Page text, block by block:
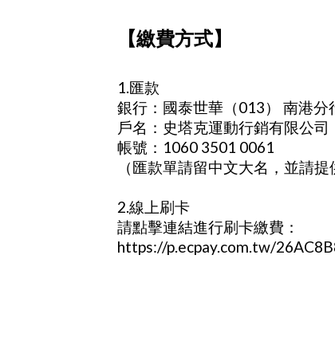
【繳費方式】
1.匯款
銀行：國泰世華（013） 南港分
戶名：史塔克運動行銷有限公司
帳號：1060 3501 0061
（匯款單請留中文大名，並請
2.線上刷卡
請點擊連結進行刷卡繳費：
https://p.ecpay.com.tw/